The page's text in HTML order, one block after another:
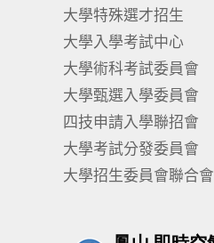
大學特殊選才招生
大學入學考試中心
大學術科考試委員會
大學甄選入學委員會
四技申請入學聯招會
大學考試分發委員會
大學招生委員會聯合會